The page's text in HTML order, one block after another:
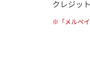
クレジッ
※ 「メルペ